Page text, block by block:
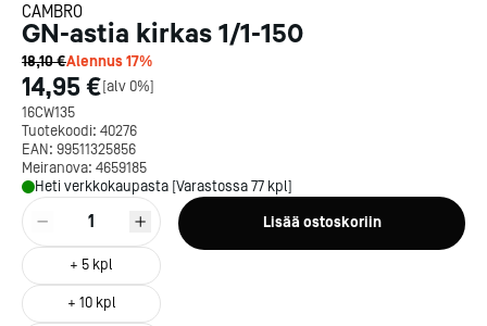
CAMBRO
GN-astia kirkas 1/1-150
18,10 €Alennus17%
14,95 €[alv 0%]
16CW135
Tuotekoodi: 40276
EAN: 99511325856
Meiranova: 4659185
Heti verkkokaupasta [Varastossa 77 kpl]
1
+ 5 kpl
+ 10kpl
Lisää ostoskoriin